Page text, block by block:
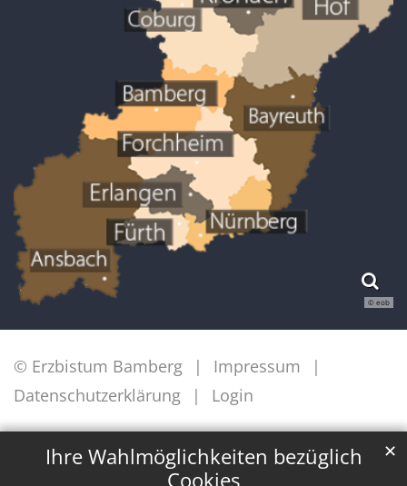
Ihre Wahlmöglichkeiten bezüglich
Cookies
✕
© eob
© Erzbistum Bamberg
Impressum
Datenschutzerklärung
Login